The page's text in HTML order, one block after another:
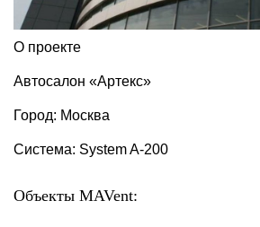
О проекте
Автосалон «Артекс»
Город: Москва
Система: System A-200
Объекты MAVent: